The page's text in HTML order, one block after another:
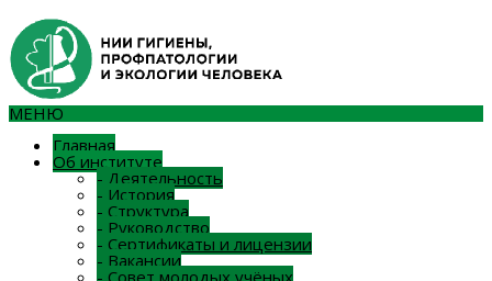
МЕНЮ
Главная
Об институте
- Деятельность
- История
- Структура
- Руководство
- Сертификаты и лицензии
- Вакансии
- Совет молодых учёных